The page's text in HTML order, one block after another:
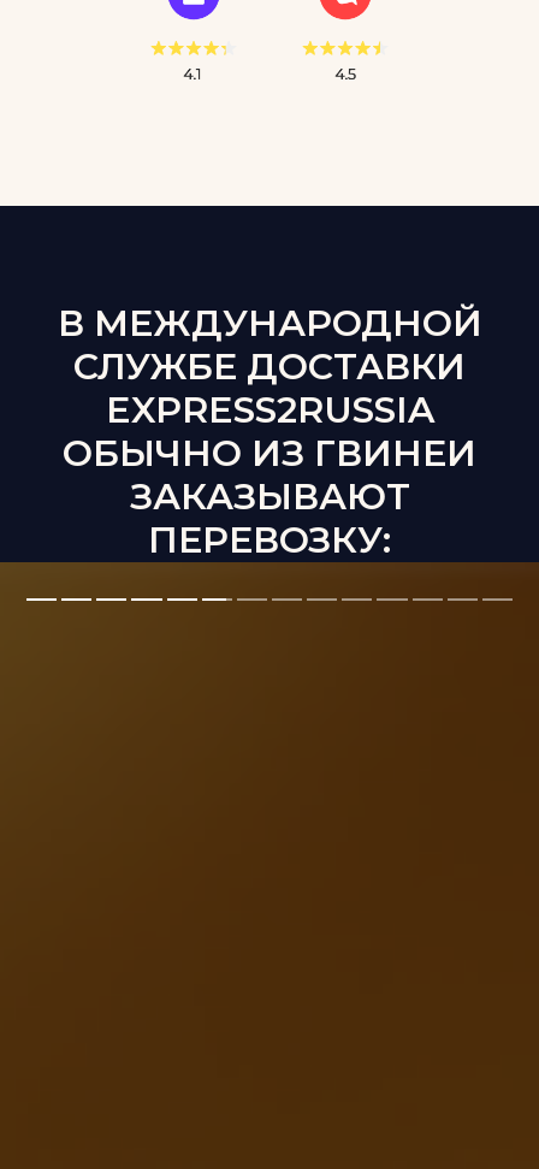
В МЕЖДУНАРОДНОЙ
СЛУЖБЕ ДОСТАВКИ
EXPRESS2RUSSIA
ОБЫЧНО ИЗ ГВИНЕИ
ЗАКАЗЫВАЮТ
ПЕРЕВОЗКУ: